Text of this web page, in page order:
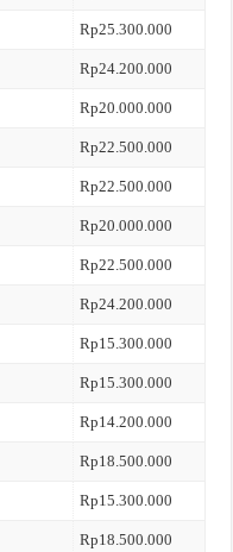
Rp25.300.000
Rp24.200.000
Rp20.000.000
Rp22.500.000
Rp22.500.000
Rp20.000.000
Rp22.500.000
Rp24.200.000
Rp15.300.000
Rp15.300.000
Rp14.200.000
Rp18.500.000
Rp15.300.000
Rp18.500.000